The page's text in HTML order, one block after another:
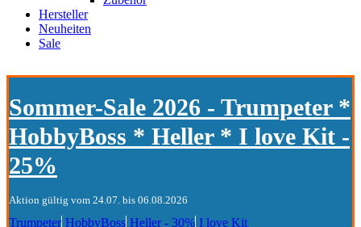
Hersteller
Neuheiten
Sale
Sommer-Sale 2026 - Trumpeter *
HobbyBoss * Heller * I love Kit -
25%
Aktion gültig vom 24.07. bis 06.08.2026
Trumpeter HobbyBoss Heller - 30% I love Kit